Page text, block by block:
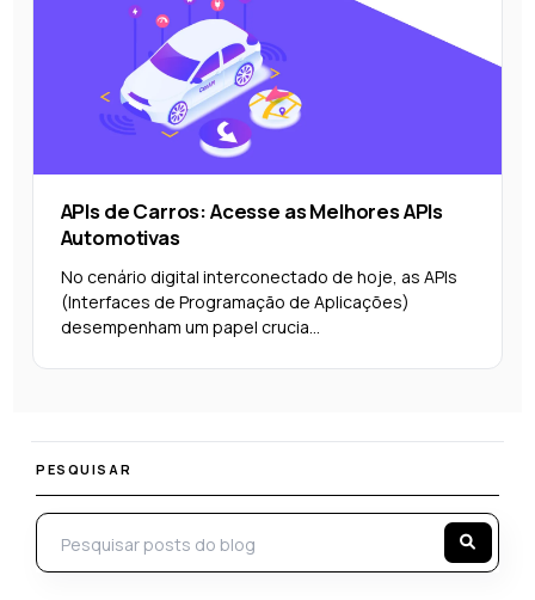
APIs de Carros: Acesse as Melhores APIs
Automotivas
No cenário digital interconectado de hoje, as APIs
(Interfaces de Programação de Aplicações)
desempenham um papel crucia...
PESQUISAR